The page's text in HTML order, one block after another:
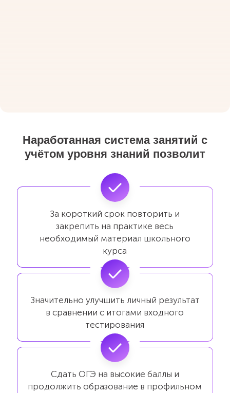
Наработанная система занятий с
учётом уровня знаний позволит
За короткий срок повторить и
закрепить на практике весь
необходимый материал школьного
курса
Значительно улучшить личный результат
в сравнении с итогами входного
тестирования
Сдать ОГЭ на высокие баллы и
продолжить образование в профильном